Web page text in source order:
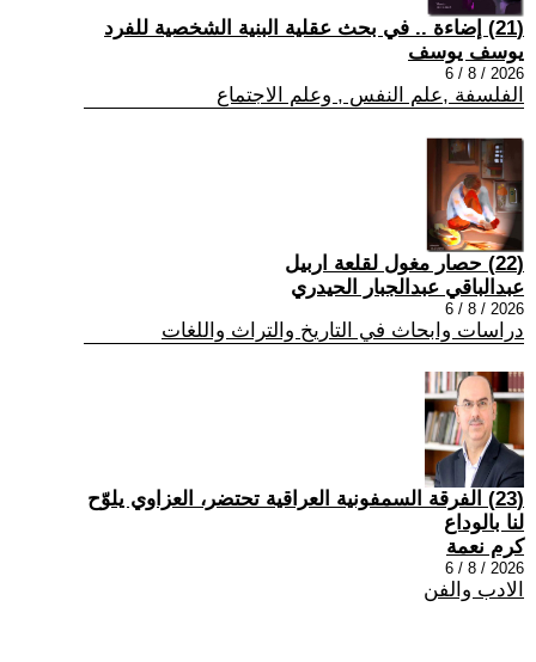
(21) إضاءة .. في بحث عقلية البنية الشخصية للفرد
يوسف يوسف
2026 / 8 / 6
الفلسفة ,علم النفس , وعلم الاجتماع
(22) حصار مغول لقلعة اربيل
عبدالباقي عبدالجبار الحيدري
2026 / 8 / 6
دراسات وابحاث في التاريخ والتراث واللغات
(23) الفرقة السمفونية العراقية تحتضر، العزاوي يلوّح
لنا بالوداع
كرم نعمة
2026 / 8 / 6
الادب والفن